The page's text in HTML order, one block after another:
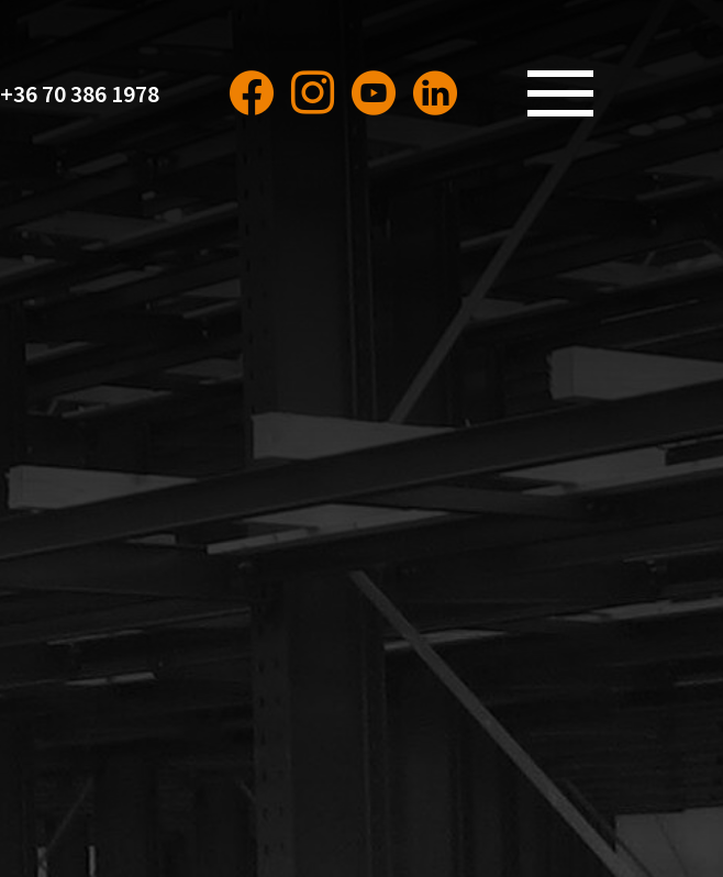
+36 70 386 1978